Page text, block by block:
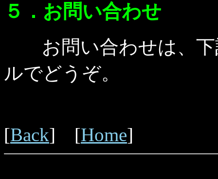
５．お問い合わせ
お問い合わせは、下
ルでどうぞ。
[Back] [Home]